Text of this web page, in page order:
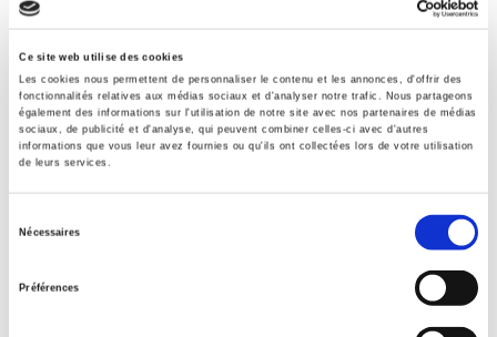
Ce site web utilise des cookies
Les cookies nous permettent de personnaliser le contenu et les annonces, d'offrir des
fonctionnalités relatives aux médias sociaux et d'analyser notre trafic. Nous partageons
également des informations sur l'utilisation de notre site avec nos partenaires de médias
sociaux, de publicité et d'analyse, qui peuvent combiner celles-ci avec d'autres
informations que vous leur avez fournies ou qu'ils ont collectées lors de votre utilisation
de leurs services.
Nécessaires
Préférences
Date de première publication du titre
09 mars 2017
ONIX Adult Audience Rating
Avertissement de contenu
Type d'ouvrage
Monographie